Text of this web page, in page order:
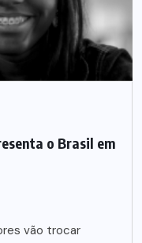
o Brasil em
vão trocar